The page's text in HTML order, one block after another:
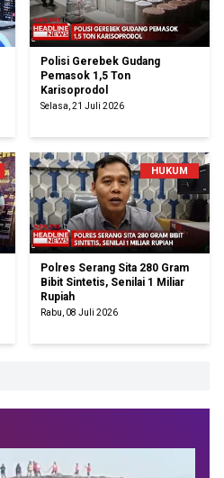
Polisi Gerebek Gudang
Pemasok 1,5 Ton
Karisoprodol
Selasa, 21 Juli 2026
HUKUM
Polres Serang Sita 280 Gram
Bibit Sintetis, Senilai 1 Miliar
Rupiah
Rabu, 08 Juli 2026